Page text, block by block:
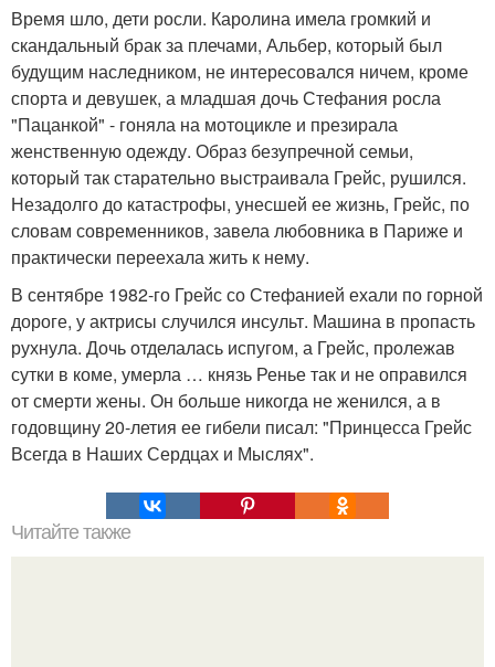
Время шло, дети росли. Каролина имела громкий и
скандальный брак за плечами, Альбер, который был
будущим наследником, не интересовался ничем, кроме
спорта и девушек, а младшая дочь Стефания росла
"Пацанкой" - гоняла на мотоцикле и презирала
женственную одежду. Образ безупречной семьи,
который так старательно выстраивала Грейс, рушился.
Незадолго до катастрофы, унесшей ее жизнь, Грейс, по
словам современников, завела любовника в Париже и
практически переехала жить к нему.
В сентябре 1982-го Грейс со Стефанией ехали по горной
дороге, у актрисы случился инсульт. Машина в пропасть
рухнула. Дочь отделалась испугом, а Грейс, пролежав
сутки в коме, умерла … князь Ренье так и не оправился
от смерти жены. Он больше никогда не женился, а в
годовщину 20-летия ее гибели писал: "Принцесса Грейс
Всегда в Наших Сердцах и Мыслях".
Читайте также